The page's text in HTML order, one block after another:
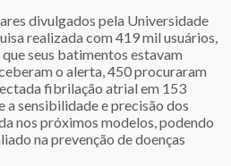
divulgados pela Universidade
realizada com 419 mil usuários,
seus batimentos estavam
o alerta, 450 procuraram
fibrilação atrial em 153
a sensibilidade e precisão dos
nos próximos modelos, podendo
na prevenção de doenças